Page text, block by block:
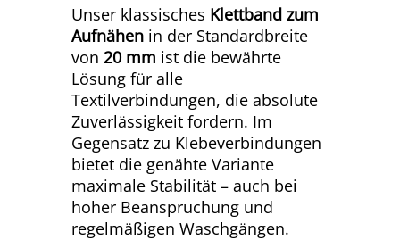
Unser klassisches Klettband zum
Aufnähen in der Standardbreite
von 20 mm ist die bewährte
Lösung für alle
Textilverbindungen, die absolute
Zuverlässigkeit fordern. Im
Gegensatz zu Klebeverbindungen
bietet die genähte Variante
maximale Stabilität – auch bei
hoher Beanspruchung und
regelmäßigen Waschgängen.